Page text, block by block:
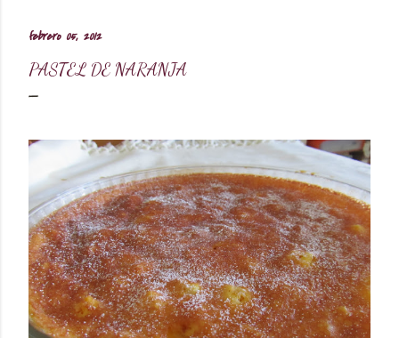
febrero 05, 2012
PASTEL DE NARANJA